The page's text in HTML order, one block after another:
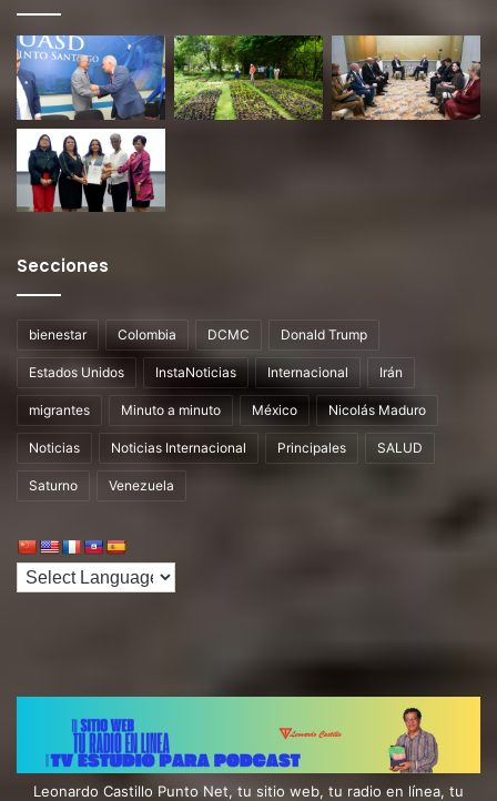
Secciones
bienestar Colombia DCMC Donald Trump
Estados Unidos InstaNoticias Internacional Irán
migrantes Minuto a minuto México Nicolás Maduro
Noticias Noticias Internacional Principales SALUD
Saturno Venezuela
Leonardo Castillo Punto Net, tu sitio web, tu radio en línea, tu